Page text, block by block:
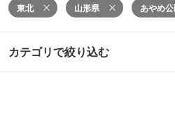
東北 山形県 あやめ
カテゴリで絞り込む